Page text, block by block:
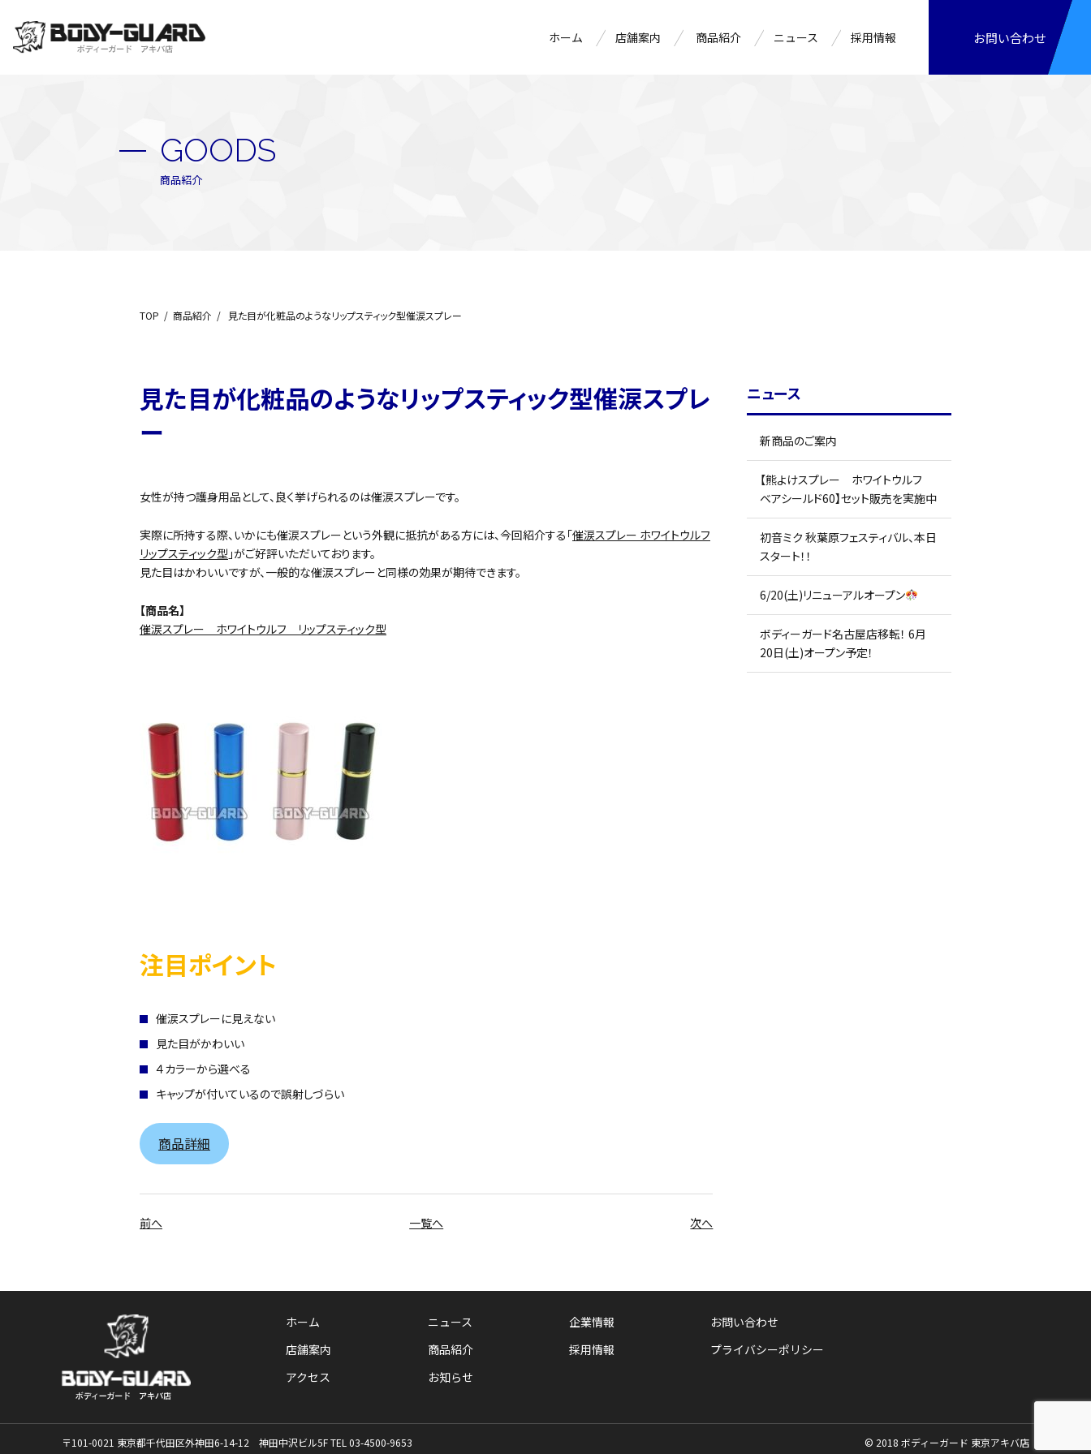
ホーム 店舗案内 商品紹介 ニュース 採用情報 お問い合わせ
GOODS
商品紹介
TOP 商品紹介 見た目が化粧品のようなリップスティック型催涙スプレー
見た目が化粧品のようなリップスティック型催涙スプレ
ー
女性が持つ護身用品として、良く挙げられるのは催涙スプレーです。
実際に所持する際、いかにも催涙スプレーという外観に抵抗がある方には、今回紹介する「催涙スプレー ホワイトウルフ
リップスティック型 」がご好評いただいております。
見た目はかわいいですが、一般的な催涙スプレーと同様の効果が期待できます。
【商品名】
催涙スプレー ホワイトウルフ リップスティック型
注目ポイント
催涙スプレーに見えない
見た目がかわいい
４カラーから選べる
キャップが付いているので誤射しづらい
商品詳細
前へ 一覧へ 次へ
ニュース
新商品のご案内
【熊よけスプレー ホワイトウルフ
ベアシールド60】セット販売を実施中
初音ミク 秋葉原フェスティバル、本日
スタート！！
6/20(土)リニューアルオープン
ボディーガード名古屋店移転！ 6月
20日(土)オープン予定！
ホーム
店舗案内
アクセス
ニュース
商品紹介
お知らせ
企業情報
採用情報
お問い合わせ
プライバシーポリシー
〒101-0021 東京都千代田区外神田6-14-12 神田中沢ビル5FTEL 03-4500-9653 © 2018 ボディーガード 東京アキバ店